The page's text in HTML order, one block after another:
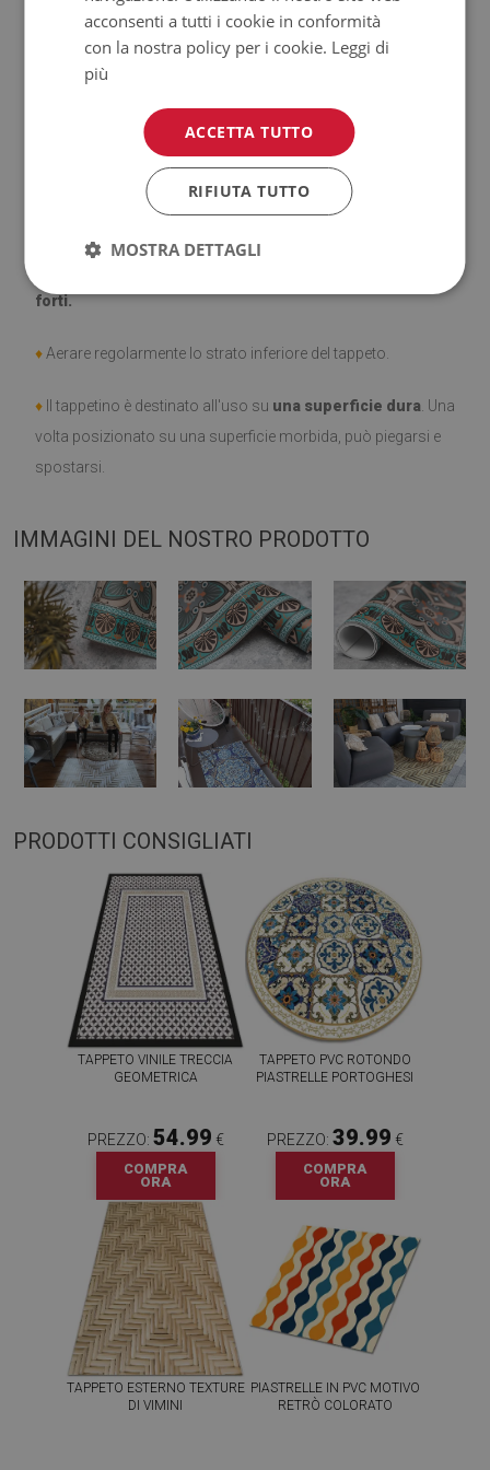
Prodotto facile da pulire,resistente alle macchie e
all'acqua.
Si ricorda che i danni causati dall'uso dovuto al trascorrere
del tempo (es. abrasioni) non sono soggetti a reclami.
Come prendersi cura del prodotto?
forti.
♦ Aerare regolarmente lo strato inferiore del tappeto.
♦ Il tappetino è destinato all'uso su una superficie dura . Una
volta posizionato su una superficie morbida, può piegarsi e
spostarsi.
IMMAGINI DEL NOSTRO PRODOTTO
PRODOTTI CONSIGLIATI
TAPPETO VINILE TRECCIA
GEOMETRICA
PREZZO: 54.99 €
COMPRA
ORA
TAPPETO PVC ROTONDO
PIASTRELLE PORTOGHESI
PREZZO: 39.99 €
COMPRA
ORA
TAPPETO ESTERNO TEXTURE
DI VIMINI
PIASTRELLE IN PVC MOTIVO
RETRÒ COLORATO
acconsenti a tutti i cookie in conformità
con la nostra policy per i cookie. Leggi di
più
ACCETTA TUTTO
RIFIUTA TUTTO
MOSTRA DETTAGLI